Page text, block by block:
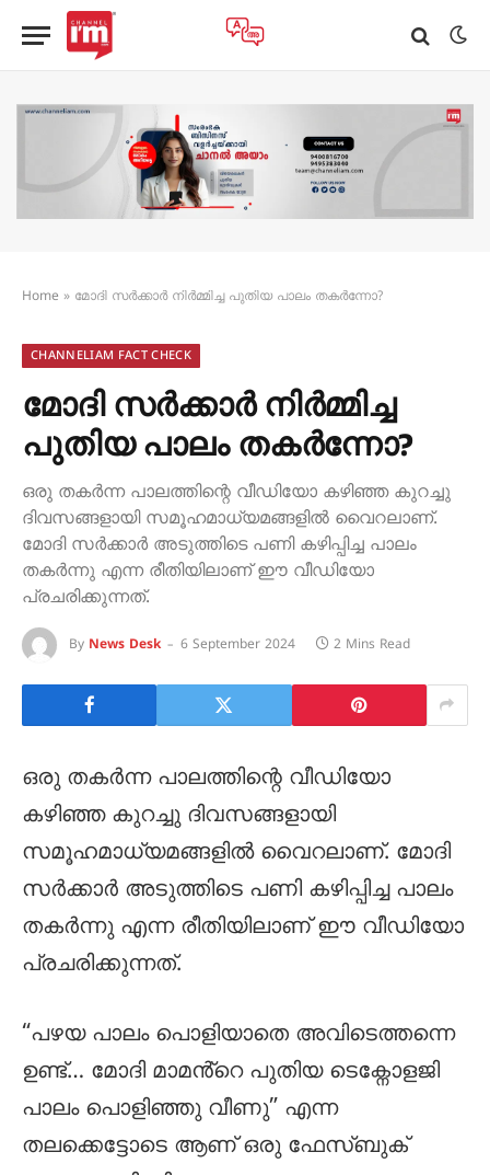
Home » മോദി സർക്കാർ നിർമ്മിച്ച പുതിയ പാലം തകർന്നോ?
CHANNELIAM FACT CHECK
മോദി സർക്കാർ നിർമ്മിച്ച
പുതിയ പാലം തകർന്നോ?
ഒരു തകർന്ന പാലത്തിന്റെ വീഡിയോ കഴിഞ്ഞ കുറച്ചു
ദിവസങ്ങളായി സമൂഹമാധ്യമങ്ങളിൽ വൈറലാണ്.
മോദി സർക്കാർ അടുത്തിടെ പണി കഴിപ്പിച്ച പാലം
തകർന്നു എന്ന രീതിയിലാണ് ഈ വീഡിയോ
പ്രചരിക്കുന്നത്.
By News Desk 6 September 2024 2 Mins Read
ഒരു തകർന്ന പാലത്തിന്റെ വീഡിയോ
കഴിഞ്ഞ കുറച്ചു ദിവസങ്ങളായി
സമൂഹമാധ്യമങ്ങളിൽ വൈറലാണ്. മോദി
സർക്കാർ അടുത്തിടെ പണി കഴിപ്പിച്ച പാലം
തകർന്നു എന്ന രീതിയിലാണ് ഈ വീഡിയോ
പ്രചരിക്കുന്നത്.
“പഴയ പാലം പൊളിയാതെ അവിടെത്തന്നെ
ഉണ്ട്… മോദി മാമൻ്റെ പുതിയ ടെക്നോളജി
പാലം പൊളിഞ്ഞു വീണു” എന്ന
തലക്കെട്ടോടെ ആണ് ഒരു ഫേസ്ബുക്